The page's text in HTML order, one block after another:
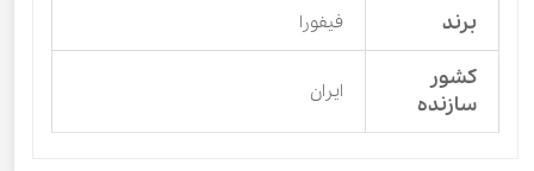
برند فیفورا
کشور
سازنده
ایران